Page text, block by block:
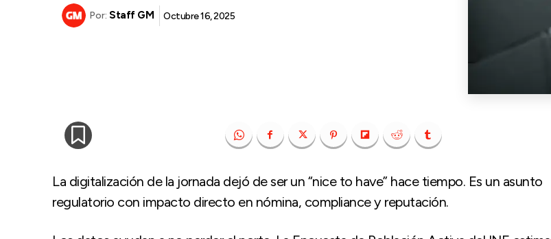
Por: Staff GM Octubre 16, 2025
La digitalización de la jornada dejó de ser un “nice to have” hace tiempo. Es un asunto
regulatorio con impacto directo en nómina, compliance y reputación.